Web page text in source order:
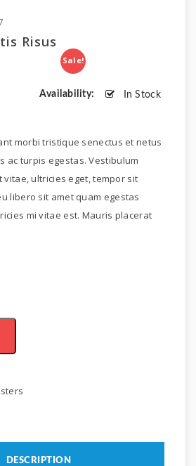
Risus
Sale!
Availability: In Stock
morbi tristique senectus et netus
ac turpis egestas. Vestibulum
ultricies eget, tempor sit
libero sit amet quam egestas
mi vitae est. Mauris placerat
DESCRIPTION